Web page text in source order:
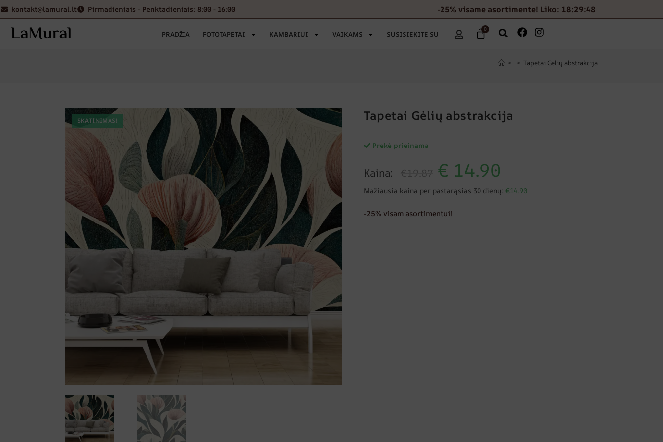
kontakt@lamural.lt Pirmadieniais - Penktadieniais: 8:00 - 16:00 -25% visame asortimente! Liko: 18:29:47
PRADŽIA FOTOTAPETAI KAMBARIUI VAIKAMS SUSISIEKITE SU
0
> > Tapetai Gėlių abstrakcija
SKATINIMAS! Tapetai Gėlių abstrakcija
Prekė prieinama
Kaina: €19.87 € 14.90
Mažiausia kaina per pastarąsias 30 dienų: €14.90
-25% visam asortimentui!